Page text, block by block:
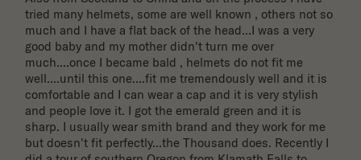
tried many helmets, some are well known , others not so
much and I have a flat back of the head...I was a very
good baby and my mother didn't turn me over
much....once I became bald , helmets do not fit me
well....until this one....fit me tremendously well and it is
comfortable and I can wear a cap and it is very stylish
and people love it. I got the emerald green and it is
sharp. I usually wear smith brand and they work for me
but doesn't fit perfectly...the Thousand does. Recently I